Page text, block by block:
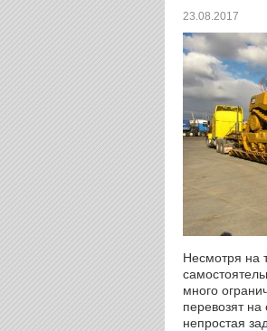
23.08.2017
Несмотря на
много
перевозят на
непростая